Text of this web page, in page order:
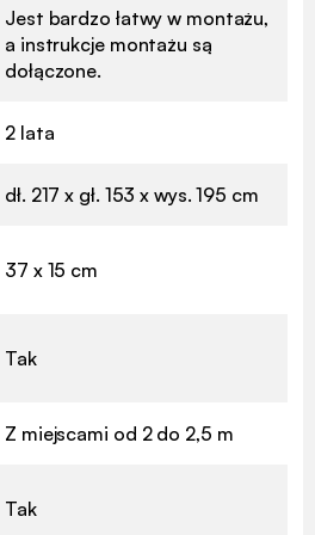
Jest bardzo łatwy w montażu,
a instrukcje montażu są
dołączone.
2 lata
dł. 217 x gł. 153 x wys. 195 cm
37 x 15 cm
Tak
Z miejscami od 2 do 2,5 m
Tak